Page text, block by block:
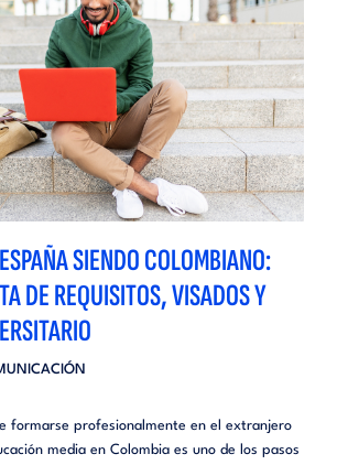
SIENDO COLOMBIANO:
DE REQUISITOS, VISADOS Y
formarse profesionalmente en el extranjero
media en Colombia es uno de los pasos